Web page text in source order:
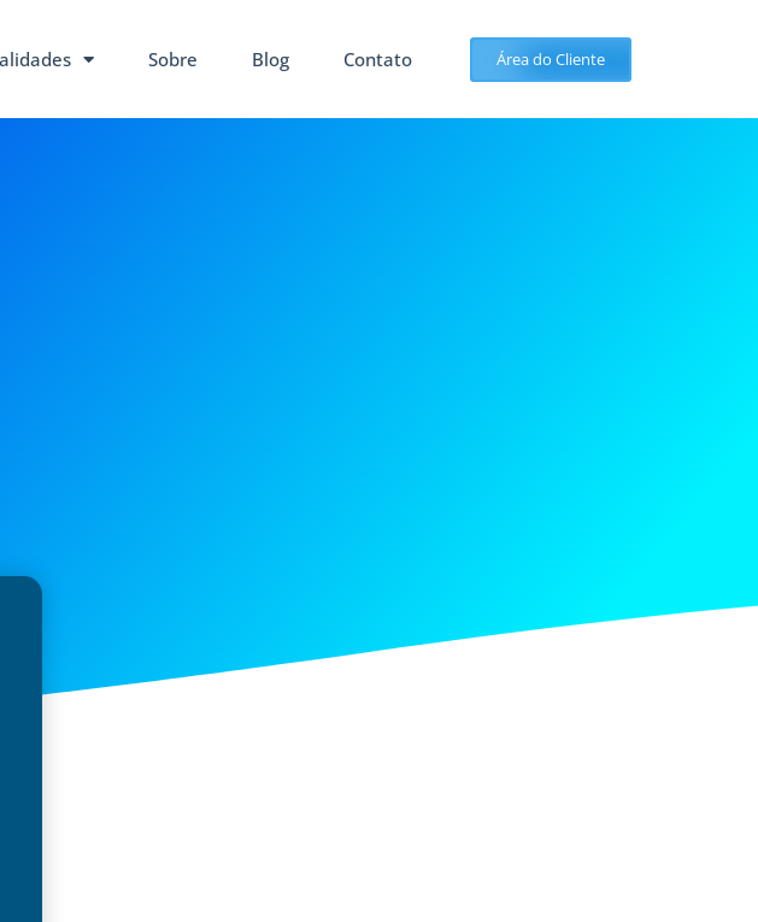
Sobre Blog Contato Área do Cliente